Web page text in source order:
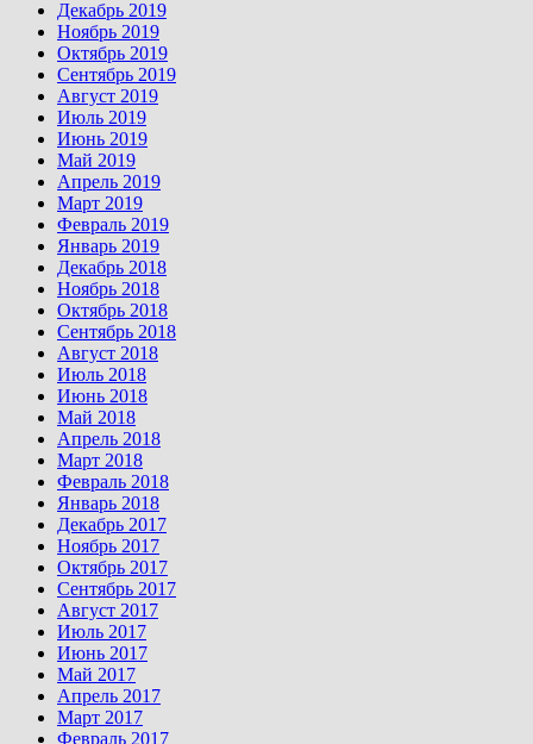
Декабрь 2019
Ноябрь 2019
Октябрь 2019
Сентябрь 2019
Август 2019
Июль 2019
Июнь 2019
Май 2019
Апрель 2019
Март 2019
Февраль 2019
Январь 2019
Декабрь 2018
Ноябрь 2018
Октябрь 2018
Сентябрь 2018
Август 2018
Июль 2018
Июнь 2018
Май 2018
Апрель 2018
Март 2018
Февраль 2018
Январь 2018
Декабрь 2017
Ноябрь 2017
Октябрь 2017
Сентябрь 2017
Август 2017
Июль 2017
Июнь 2017
Май 2017
Апрель 2017
Март 2017
Февраль 2017